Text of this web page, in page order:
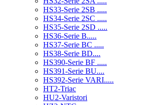
HS33-Serie 2SB .....
HS34-Serie 2SC .....
HS35-Serie 2SD .....
HS36-Serie B.....
HS37-Serie BC .....
HS38-Serie BD....
HS390-Serie BF .....
HS391-Serie BU....
HS392-Serie VARI.....
HT2-Triac
HU2-Varistori